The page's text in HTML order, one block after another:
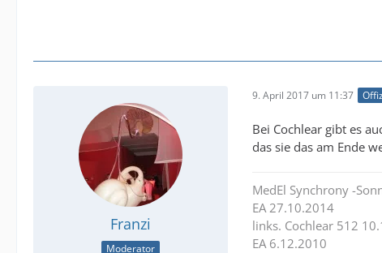
Franzi
Moderator
9. April 2017 um 11:37
Bei Cochlear gibt es
das sie das am Ende
MedEl Synchrony -
EA 27.10.2014
links. Cochlear 512
EA 6.12.2010